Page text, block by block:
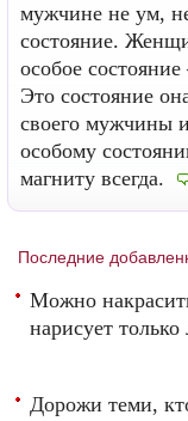
мужчине не ум,
состояние.
особое
Это состояние
своего мужчины
особому
магниту всегда.
Последние
Можно
нарисует
Дорожи теми,